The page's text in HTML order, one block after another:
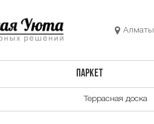
Алматы
ПАРКЕТ
Террасная доска